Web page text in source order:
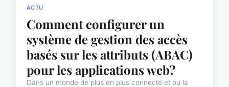
ACTU
Comment configurer un
système de gestion des accès
basés sur les attributs (ABAC)
pour les applications web?
Dans un monde de plus en plus connecté et où la